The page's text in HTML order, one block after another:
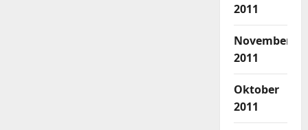
2011
November
2011
Oktober
2011